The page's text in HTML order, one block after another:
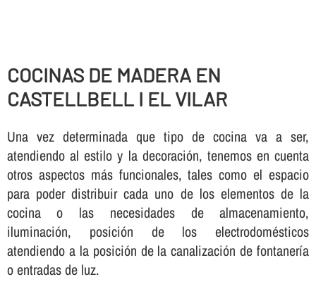
COCINAS DE MADERA EN
CASTELLBELL I EL VILAR
Una vez determinada que tipo de cocina va a ser,
atendiendo al estilo y la decoración, tenemos en cuenta
otros aspectos más funcionales, tales como el espacio
para poder distribuir cada uno de los elementos de la
cocina o las necesidades de almacenamiento,
iluminación, posición de los electrodomésticos
atendiendo a la posición de la canalización de fontanerí­a
o entradas de luz.